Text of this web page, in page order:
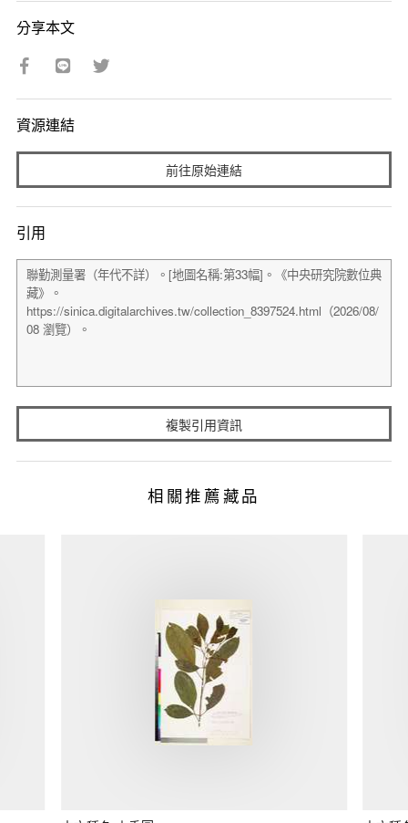
分享本文
資源連結
前往原始連結
引用
複製引用資訊
相關推薦藏品